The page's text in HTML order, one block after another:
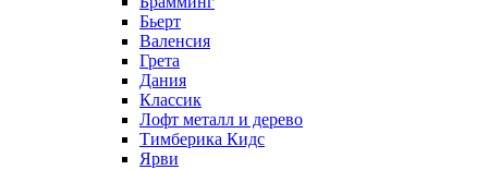
Бьерт
Валенсия
Грета
Дания
Классик
Лофт металл и дерево
Тимберика Кидс
Ярви